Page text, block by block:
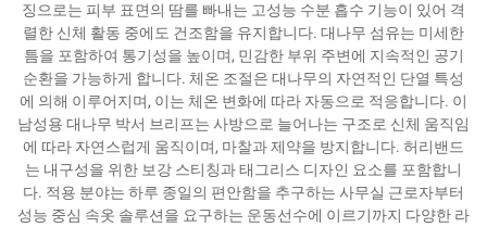
징으로는 피부 표면의 땀를 빠내는 고성능 수분 흡수 기능이 있어 격
렬한 신체 활동 중에도 건조함을 유지합니다. 대나무 섬유는 미세한
틈을 포함하여 통기성을 높이며, 민감한 부위 주변에 지속적인 공기
순환을 가능하게 합니다. 체온 조절은 대나무의 자연적인 단열 특성
에 의해 이루어지며, 이는 체온 변화에 따라 자동으로 적응합니다. 이
남성용 대나무 박서 브리프는 사방으로 늘어나는 구조로 신체 움직임
에 따라 자연스럽게 움직이며, 마찰과 제약을 방지합니다. 허리밴드
는 내구성을 위한 보강 스티칭과 태그리스 디자인 요소를 포함합니
다. 적용 분야는 하루 종일의 편안함을 추구하는 사무실 근로자부터
성능 중심 속옷 솔루션을 요구하는 운동선수에 이르기까지 다양한 라